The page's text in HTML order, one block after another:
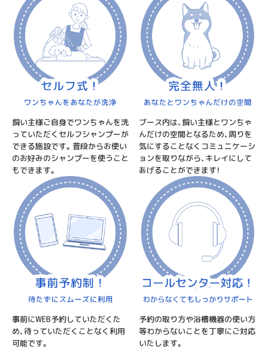
飼い主様ご自身でワンちゃんを洗
っていただくセルフシャンプーが
できる施設です。普段からお使い
のお好みのシャンプーを使うこと
もできます。
ブース内は、飼い主様とワンちゃ
んだけの空間となるため、周りを
気にすることなくコミュニケーシ
ョンを取りながら、キレイにして
あげることができます！
事前にWEB予約していただくた
め、待っていただくことなく利用
可能です。
予約の取り方や浴槽機器の使い方
等わからないことを丁寧にご対応
いたします。